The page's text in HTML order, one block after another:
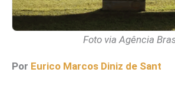
Foto via Agência
Por Eurico Marcos Diniz de Sant